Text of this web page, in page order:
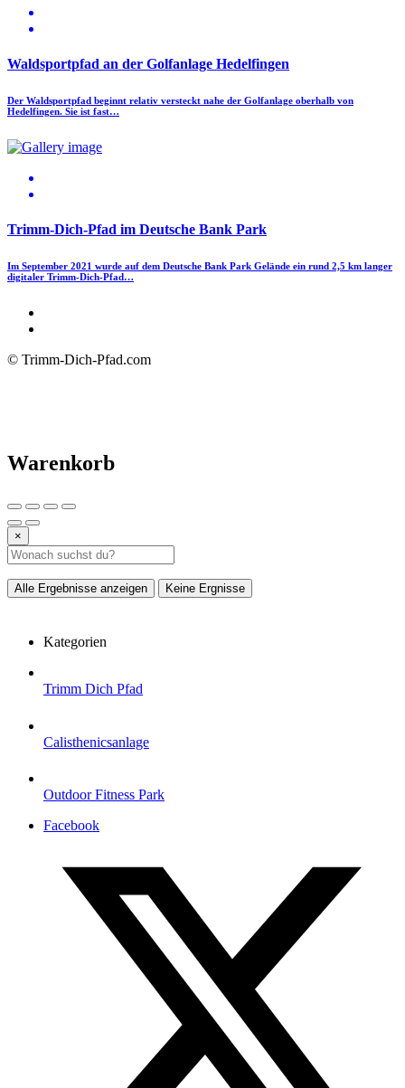
Waldsportpfad an der Golfanlage Hedelfingen
Der Waldsportpfad beginnt relativ versteckt nahe der Golfanlage oberhalb von
Hedelfingen. Sie ist fast…
Trimm-Dich-Pfad im Deutsche Bank Park
Im September 2021 wurde auf dem Deutsche Bank Park Gelände ein rund 2,5 km langer
digitaler Trimm-Dich-Pfad…
© Trimm-Dich-Pfad.com
Warenkorb
×
Alle Ergebnisse anzeigen Keine Ergnisse
Kategorien
Trimm Dich Pfad
Calisthenicsanlage
Outdoor Fitness Park
Facebook